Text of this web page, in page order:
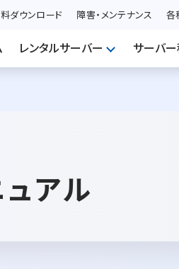
ダウンロード 障害・メンテナンス 各
レンタルサーバー サーバ
アル